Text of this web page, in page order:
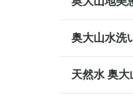
奥大山水洗
天然水 奥大